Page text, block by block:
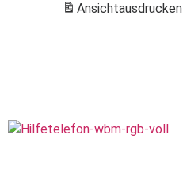
Ansichtausdrucken